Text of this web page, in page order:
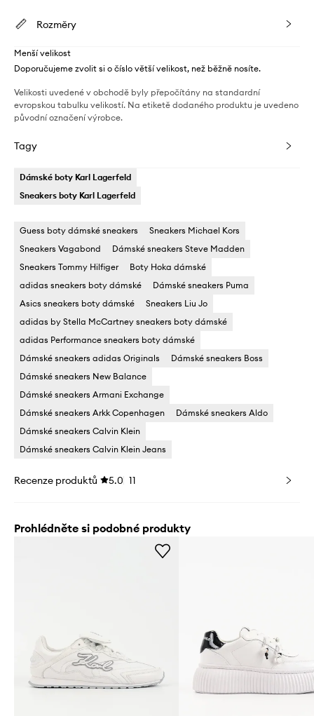
Rozměry
Menší velikost
Doporučujeme zvolit si o číslo větší velikost, než běžně nosíte.
Velikosti uvedené v obchodě byly přepočítány na standardní
evropskou tabulku velikostí. Na etiketě dodaného produktu je uvedeno
původní označení výrobce.
Tagy
Dámské boty Karl Lagerfeld
Sneakers boty Karl Lagerfeld
Guess boty dámské sneakers
Sneakers Michael Kors
Sneakers Vagabond
Dámské sneakers Steve Madden
Sneakers Tommy Hilfiger
Boty Hoka dámské
adidas sneakers boty dámské
Dámské sneakers Puma
Asics sneakers boty dámské
Sneakers Liu Jo
adidas by Stella McCartney sneakers boty dámské
adidas Performance sneakers boty dámské
Dámské sneakers adidas Originals
Dámské sneakers Boss
Dámské sneakers New Balance
Dámské sneakers Armani Exchange
Dámské sneakers Arkk Copenhagen
Dámské sneakers Aldo
Dámské sneakers Calvin Klein
Dámské sneakers Calvin Klein Jeans
Recenze produktů 5.0 11
Prohlédněte si podobné produkty